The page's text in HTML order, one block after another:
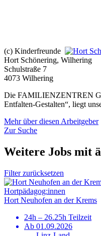
(c) Kinderfreunde
Hort Schönering, Wilhering
Schulstraße 7
4073 Wilhering
Die FAMILIENZENTREN
Entfalten-Gestalten“, liegt
Mehr über diesen Arbeitgeber
Zur Suche
Weitere Jobs mit
Filter zurücksetzen
Hort­pädagog:innen
Hort Neuhofen an der Krems
24h – 26.25h Teilzeit
Ab 01.09.2026